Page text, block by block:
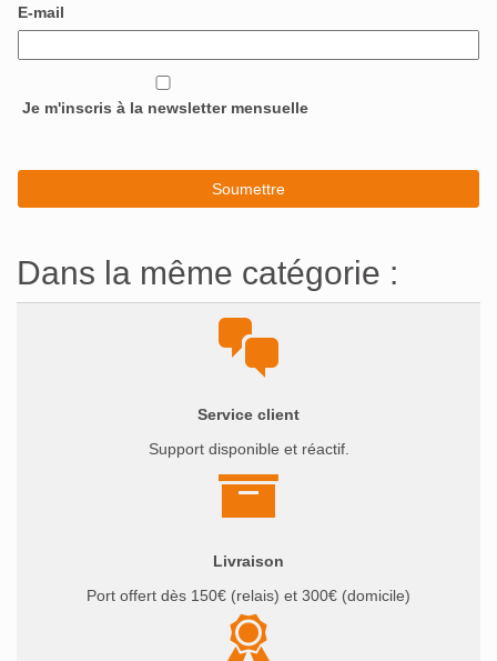
E-mail
Je m'inscris à la newsletter mensuelle
Dans la même catégorie :
Service client
Support disponible et réactif.
Livraison
Port offert dès 150€ (relais) et 300€ (domicile)